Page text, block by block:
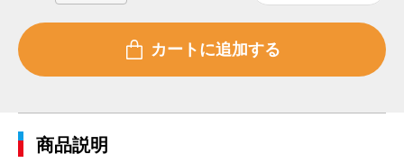
商品説明